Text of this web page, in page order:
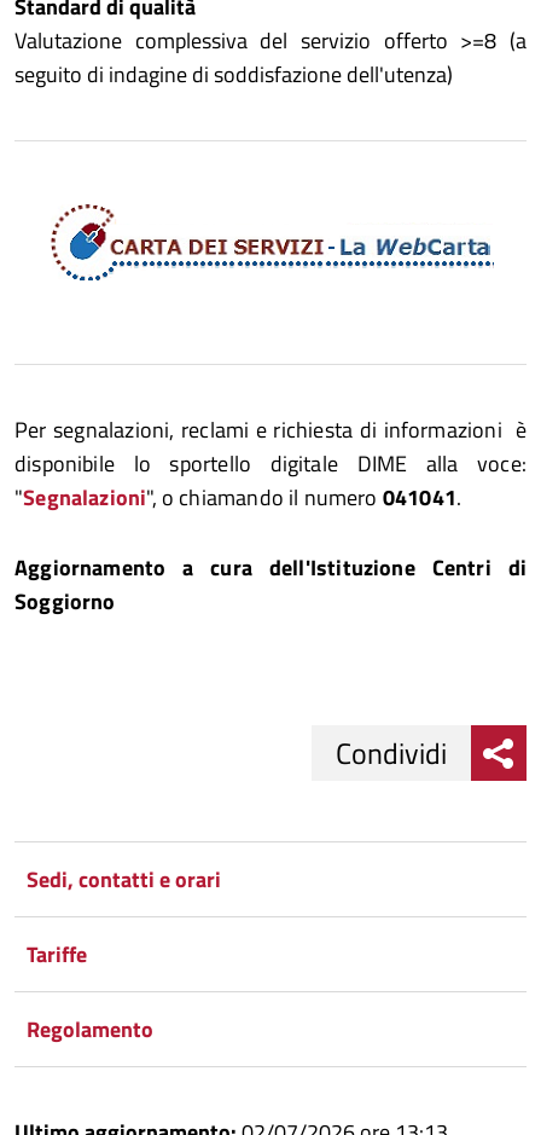
Standard di qualità
Valutazione complessiva del servizio offerto >=8 (a
seguito di indagine di soddisfazione dell'utenza)
Per segnalazioni, reclami e richiesta di informazioni è
disponibile lo sportello digitale DIME alla voce:
"Segnalazioni", o chiamando il numero 041041.
Aggiornamento a cura dell'Istituzione Centri di
Soggiorno
Facebook
su
Twitter
Condividi
su
Condividi
Condividi
Sedi, contatti e orari
Tariffe
Regolamento